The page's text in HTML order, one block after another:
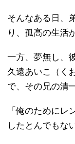
そんなある日、
り、孤高の生活
一方、夢無し、
久遠あいこ（く
で、その兄の清
「俺のためにレ
したとんでもな